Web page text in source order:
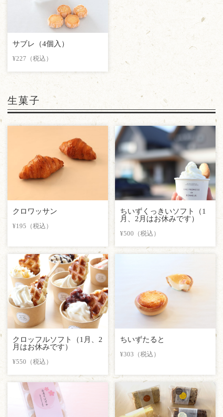
サブレ（4個入）
¥227（税込）
生菓子
クロワッサン
¥195（税込）
ちいずくっきいソフト（1
月、2月はお休みです）
¥500（税込）
クロッフルソフト（1月、2
月はお休みです）
¥550（税込）
ちいずたると
¥303（税込）